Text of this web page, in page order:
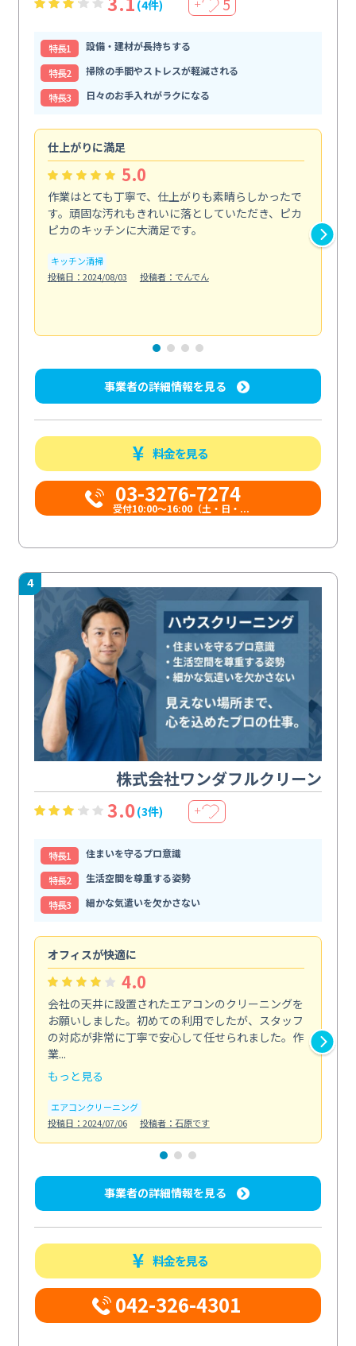
(4件) ＋ 5
特⻑1
設備・建材が長持ちする
特⻑2
掃除の手間やストレスが軽減される
特⻑3
日々のお手入れがラクになる
仕上がりに満足
5.0
作業はとても丁寧で、仕上がりも素晴らしかったで
す。頑固な汚れもきれいに落としていただき、ピカ
ピカのキッチンに大満足です。
キッチン清掃
投稿日：2024/08/03
投稿者：でんでん
事業者の詳細情報を見る
料金を見る
03-3276-7274
受付10:00〜16:00（土・日・...
4
株式会社ワンダフルクリーン
3.0(3件) ＋
特⻑1
住まいを守るプロ意識
特⻑2
生活空間を尊重する姿勢
特⻑3
細かな気遣いを欠かさない
オフィスが快適に
4.0
会社の天井に設置されたエアコンのクリーニングを
お願いしました。初めての利用でしたが、スタッフ
の対応が非常に丁寧で安心して任せられました。作
業...
もっと見る
エアコンクリーニング
投稿日：2024/07/06
投稿者：石原です
事業者の詳細情報を見る
料金を見る
042-326-4301